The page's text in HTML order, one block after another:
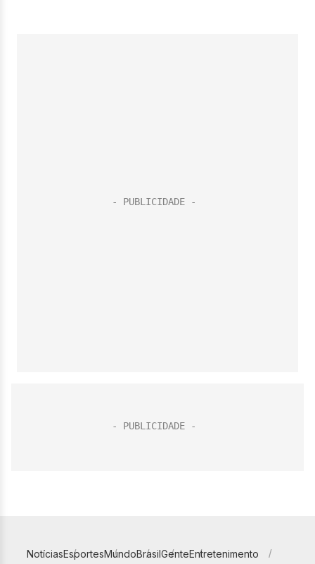
NotíciasEsportesMundoBrasilGenteEntretenimento